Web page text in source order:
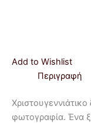
Add to Wishlist
Περιγραφή
φωτογραφία. Ένα